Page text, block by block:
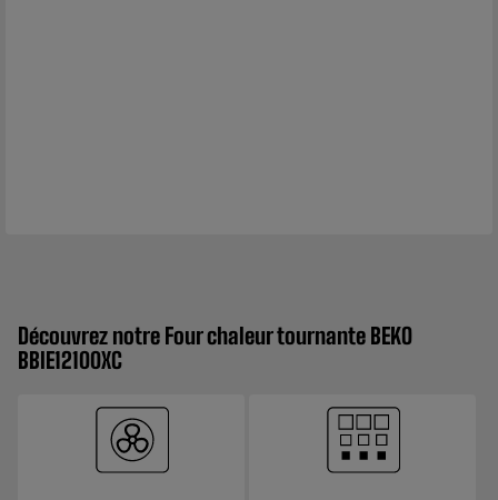
Découvrez notre Four chaleur tournante BEKO
BBIE12100XC